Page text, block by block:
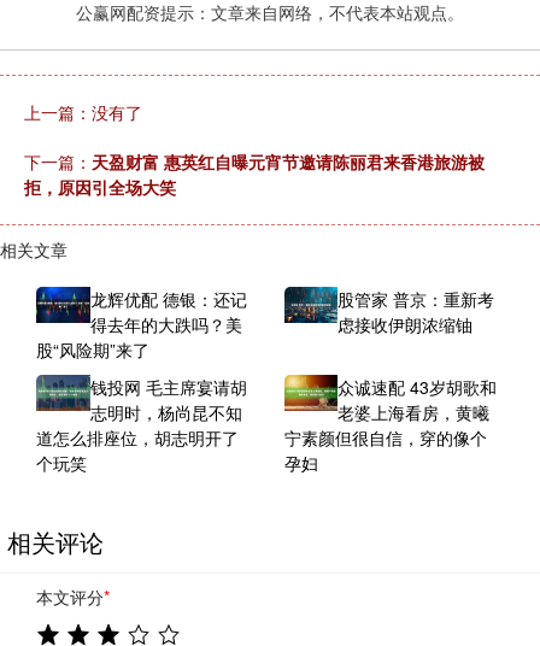
公赢网配资提示：文章来自网络，不代表本站观点。
上一篇：没有了
下一篇： 天盈财富 惠英红自曝元宵节邀请陈丽君来香港旅游被
拒，原因引全场大笑
相关文章
龙辉优配 德银：还记
得去年的大跌吗？美
股“风险期”来了
股管家 普京：重新考
虑接收伊朗浓缩铀
钱投网 毛主席宴请胡
志明时，杨尚昆不知
道怎么排座位，胡志明开了
个玩笑
众诚速配 43岁胡歌和
老婆上海看房，黄曦
宁素颜但很自信，穿的像个
孕妇
相关评论
本文评分*